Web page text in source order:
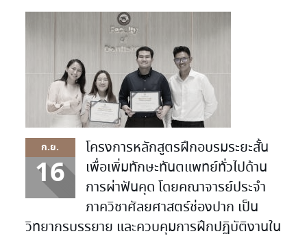
ก.ย.
16
โครงการหลักสูตรฝึกอบรมระยะสั้น
เพื่อเพิ่มทักษะทันตแพทย์ทั่วไปด้าน
การผ่าฟันคุด โดยคณาจารย์ประจำ
ภาควิชาศัลยศาสตร์ช่องปาก เป็น
วิทยากรบรรยาย และควบคุมการฝึกปฏิบัติงานใน